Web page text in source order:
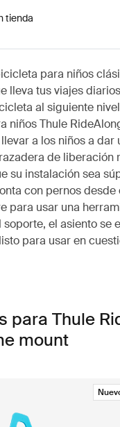
tienda
para niños
lleva tus viajes
al siguiente
niños Thule
a los niños a dar
de liberación
su instalación sea
con pernos
para usar una
el asiento se
para usar en
para Thule
mount